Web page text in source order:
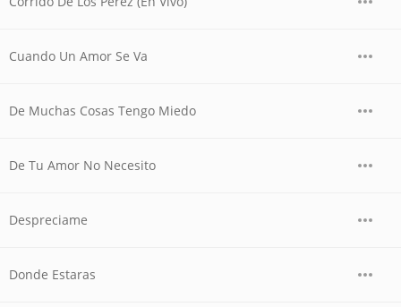
Cuando Un Amor Se Va
De Muchas Cosas Tengo Miedo
De Tu Amor No Necesito
Despreciame
Donde Estaras